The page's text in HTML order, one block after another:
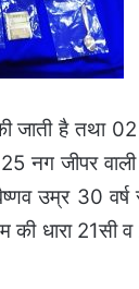
जाती है तथा
नग जीपर
उम्र 30 वर्ष
की धारा